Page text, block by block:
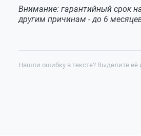
Внимание: гарантийный срок
другим причинам - до 6
Нашли ошибку в тексте? Выделите